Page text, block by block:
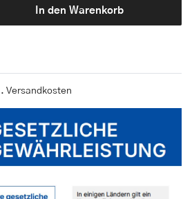
In den Warenkorb
Versandkosten